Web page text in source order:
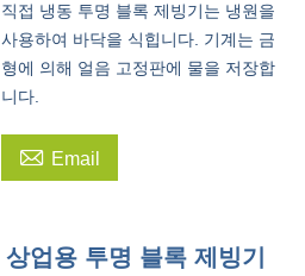
직접 냉동 투명 블록 제빙기는 냉원을
사용하여 바닥을 식힙니다. 기계는 금
형에 의해 얼음 고정판에 물을 저장합
니다.
 Email
상업용 투명 블록 제빙기